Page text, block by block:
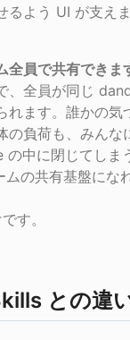
るよう UI が支えま
全員で共有できま
、全員が同じ
れます。誰かの気
の負荷も、みんな
中に閉じてしま
の共有基盤にな
す。
との違